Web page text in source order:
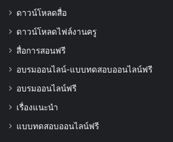
ดาวน์โหลดสื่อ
ดาวน์โหลดไฟล์งานครู
สื่อการสอนฟรี
อบรมออนไลน์-แบบทดสอบออนไลน์ฟรี
อบรมออนไลน์ฟรี
เรื่องแนะนำ
แบบทดสอบออนไลน์ฟรี